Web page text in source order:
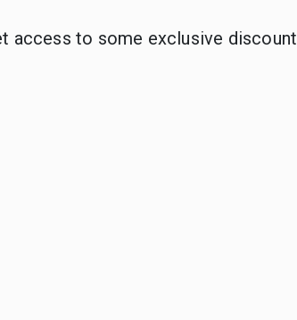
access to some exclusive